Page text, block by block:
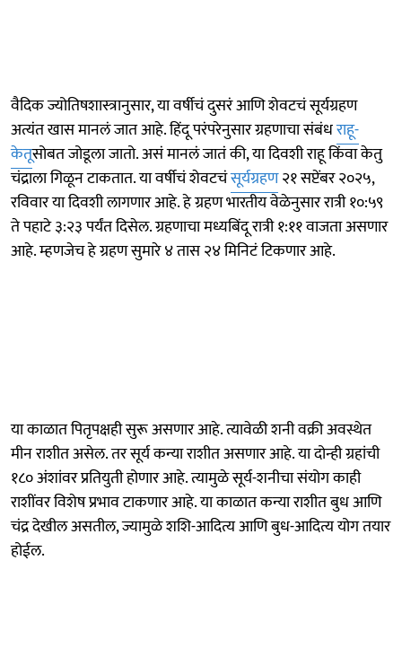
वैदिक ज्योतिषशास्त्रानुसार, या वर्षीचं दुसरं आणि शेवटचं सूर्यग्रहण
अत्यंत खास मानलं जात आहे. हिंदू परंपरेनुसार ग्रहणाचा संबंधराहू-
केतूसोबत जोडूला जातो. असं मानलं जातं की, या दिवशी राहू किंवा केतु
चंद्राला गिळून टाकतात. या वर्षीचं शेवटचंसूर्यग्रहण२१ सप्टेंबर २०२५,
रविवार या दिवशी लागणार आहे. हे ग्रहण भारतीय वेळेनुसार रात्री १०:५९
ते पहाटे ३:२३ पर्यंत दिसेल. ग्रहणाचा मध्यबिंदू रात्री १:११ वाजता असणार
आहे. म्हणजेच हे ग्रहण सुमारे ४ तास २४ मिनिटं टिकणार आहे.
या काळात पितृपक्षही सुरू असणार आहे. त्यावेळी शनी वक्री अवस्थेत
मीन राशीत असेल. तर सूर्य कन्या राशीत असणार आहे. या दोन्ही ग्रहांची
१८० अंशांवर प्रतियुती होणार आहे. त्यामुळे सूर्य-शनीचा संयोग काही
राशींवर विशेष प्रभाव टाकणार आहे. या काळात कन्या राशीत बुध आणि
चंद्र देखील असतील, ज्यामुळे शशि-आदित्य आणि बुध-आदित्य योग तयार
होईल.